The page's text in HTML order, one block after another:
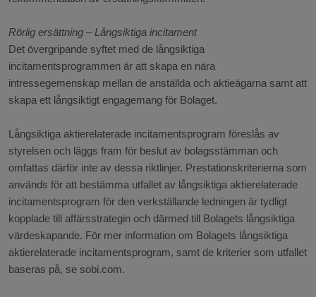
Rörlig ersättning – Långsiktiga incitament
Det övergripande syftet med de långsiktiga
incitamentsprogrammen är att skapa en nära
intressegemenskap mellan de anställda och aktieägarna samt att
skapa ett långsiktigt engagemang för Bolaget.
Långsiktiga aktierelaterade incitamentsprogram föreslås av
styrelsen och läggs fram för beslut av bolagsstämman och
omfattas därför inte av dessa riktlinjer. Prestationskriterierna som
används för att bestämma utfallet av långsiktiga aktierelaterade
incitamentsprogram för den verkställande ledningen är tydligt
kopplade till affärsstrategin och därmed till Bolagets långsiktiga
värdeskapande. För mer information om Bolagets långsiktiga
aktierelaterade incitamentsprogram, samt de kriterier som utfallet
baseras på, se sobi.com.